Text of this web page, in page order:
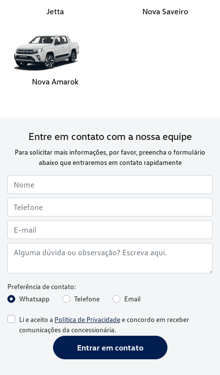
Entre em contato com a nossa equipe
Para solicitar mais informações, por favor, preencha o formulário
abaixo que entraremos em contato rapidamente
Preferência de contato:
Whatsapp
Li e aceito aPolítica de Privacidadee concordo em receber
comunicações da concessionária.
Entrar em contato
Um novo tempo.
Uma nova Volkswagen.
Conheça os serviços Volkswagen e se surpreenda.